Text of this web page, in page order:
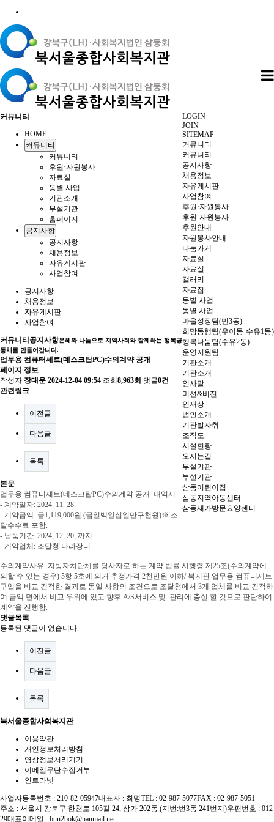
LOGIN
JOIN
SITEMAP
커뮤니티
커뮤니티
공지사항
채용정보
자유게시판
사업참여
후원·자원봉사
후원·자원봉사
후원안내
자원봉사안내
나눔가게
자료실
자료실
갤러리
자료집
동별 사업
동별 사업
마을성장팀(번3동)
희망동행팀(우이동·수유1동)
행복나눔팀(수유2동)
운영지원팀
기관소개
기관소개
인사말
미션&비전
인재상
법인소개
기관발자취
조직도
시설현황
오시는길
부설기관
부설기관
삼동어린이집
삼동지역아동센터
삼동재가방문요양센터
커뮤니티
HOME
커뮤니티
커뮤니티
후원·자원봉사
자료실
동별 사업
기관소개
부설기관
홈페이지
공지사항
공지사항
채용정보
자유게시판
사업참여
공지사항
채용정보
자유게시판
사업참여
커뮤니티 공지사항은혜와 나눔으로 지역사회와 함께하는 행복공
동체를 만들어갑니다.
업무용 컴퓨터세트(데스크탑PC)수의계약 공개
페이지 정보
작성자 장대운 2024-12-04 09:54 조회 8,963회 댓글0건
관련링크
이전글
다음글
목록
본문
업무용 컴퓨터세트(데스크탑PC)수의계약 공개 내역서
- 계약일자: 2024. 11. 28.
- 계약금액: 금1,119,000원 (금일백일십일만구천원)※ 조
달수수료 포함.
- 납품기간: 2024, 12, 20, 까지
- 계약업체 : 조달청 나라장터
수의계약사유: 지방자치단체를 당사자로 하는 계약 법률 시행령 제 25조(수의계약에
의할 수 있는 경우) 5항 5호에 의거 추정가격 2천만원 이하/ 복지관 업무용 컴퓨터세트
구입을 비교 견적한 결과로 동일 사항의 조건으로 조달청에서 3개 업체를 비교 견적하
여 금액 면에서 비교 우위에 있고 향후 A/S서비스 및 관리에 충실 할 것으로 판단하여
계약을 진행함.
댓글목록
등록된 댓글이 없습니다.
이전글
다음글
목록
북서울종합사회복지관
이용약관
개인정보처리방침
영상정보처리기기
이메일무단수집거부
인트라넷
사업자등록번호 : 210-82-05947대표자 : 최명TEL : 02-987-5077FAX : 02-987-5051
주소 : 서울시 강북구 한천로 105길 24, 상가 202동 (지번:번3동 241번지)우편번호 : 012
29대표이메일 : bun2bok@hanmail.net